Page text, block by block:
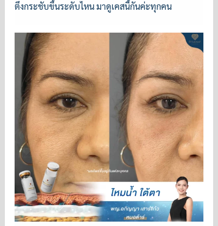
ตึงกระชับขึ้นระดับไหน มาดูเคสนี้กันค่ะทุกคน